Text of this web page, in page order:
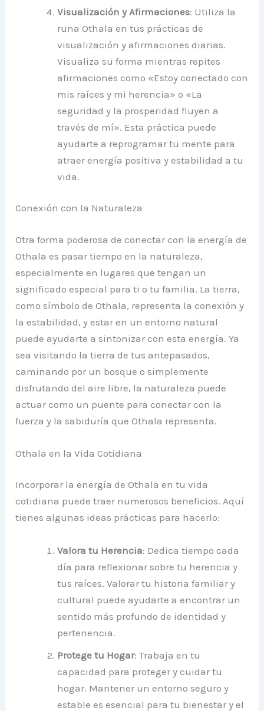
Visualización y Afirmaciones: Utiliza la
runa Othala en tus prácticas de
visualización y afirmaciones diarias.
Visualiza su forma mientras repites
afirmaciones como «Estoy conectado con
mis raíces y mi herencia» o «La
seguridad y la prosperidad fluyen a
través de mí». Esta práctica puede
ayudarte a reprogramar tu mente para
atraer energía positiva y estabilidad a tu
vida.
Conexión con la Naturaleza
Otra forma poderosa de conectar con la energía de
Othala es pasar tiempo en la naturaleza,
especialmente en lugares que tengan un
significado especial para ti o tu familia. La tierra,
como símbolo de Othala, representa la conexión y
la estabilidad, y estar en un entorno natural
puede ayudarte a sintonizar con esta energía. Ya
sea visitando la tierra de tus antepasados,
caminando por un bosque o simplemente
disfrutando del aire libre, la naturaleza puede
actuar como un puente para conectar con la
fuerza y la sabiduría que Othala representa.
Othala en la Vida Cotidiana
Incorporar la energía de Othala en tu vida
cotidiana puede traer numerosos beneficios. Aquí
tienes algunas ideas prácticas para hacerlo:
Valora tu Herencia: Dedica tiempo cada
día para reflexionar sobre tu herencia y
tus raíces. Valorar tu historia familiar y
cultural puede ayudarte a encontrar un
sentido más profundo de identidad y
pertenencia.
Protege tu Hogar: Trabaja en tu
capacidad para proteger y cuidar tu
hogar. Mantener un entorno seguro y
estable es esencial para tu bienestar y el